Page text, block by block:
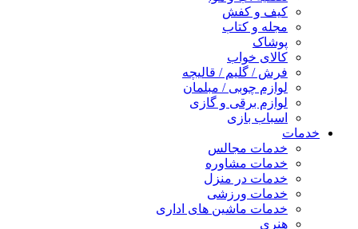
کیف و کفش
مجله و کتاب
پوشاک
کالای خواب
فرش / گلیم / قالیچه
لوازم چوبی / مبلمان
لوازم برقی و گازی
اسباب بازی
خدمات
خدمات مجالس
خدمات مشاوره
خدمات در منزل
خدمات ورزشی
خدمات ماشین های اداری
هنری